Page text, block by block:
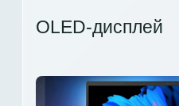
OLED-дисплей